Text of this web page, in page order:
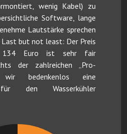
wenig Kabel) zu
Software, lange
Lautstärke sprechen
but not least: Der Preis
134 Euro ist sehr fair
der zahlreichen „Pro-
wir bedenkenlos eine
für den Wasserkühler